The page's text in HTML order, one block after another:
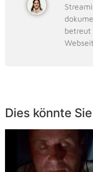
betreut
Dies könnte